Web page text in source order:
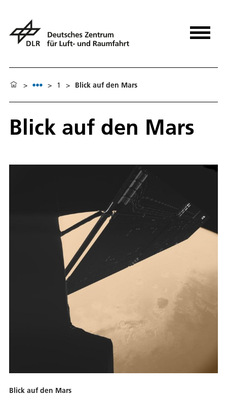
> > 1 > Blick auf den Mars
Blick auf den Mars
Blick auf den Mars